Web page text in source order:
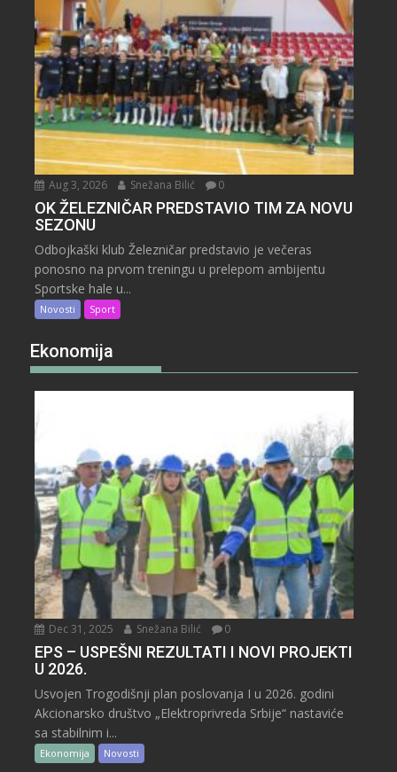
Aug 3, 2026 Snežana Bilić 0
OK ŽELEZNIČAR PREDSTAVIO TIM ZA NOVU
SEZONU
Odbojkaški klub Železničar predstavio je večeras
ponosno na prvom treningu u prelepom ambijentu
Sportske hale u...
Novosti Sport
Ekonomija
Dec 31, 2025 Snežana Bilić 0
EPS – USPEŠNI REZULTATI I NOVI PROJEKTI
U 2026.
Usvojen Trogodišnji plan poslovanja I u 2026. godini
Akcionarsko društvo „Elektroprivreda Srbije“ nastaviće
sa stabilnim i...
Ekonomija Novosti